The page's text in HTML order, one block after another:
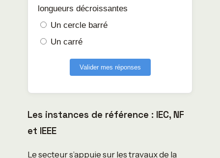
longueurs décroissantes
Un cercle barré
Un carré
Valider mes réponses
Les instances de référence : IEC, NF
et IEEE
Le secteur s’appuie sur les travaux de la